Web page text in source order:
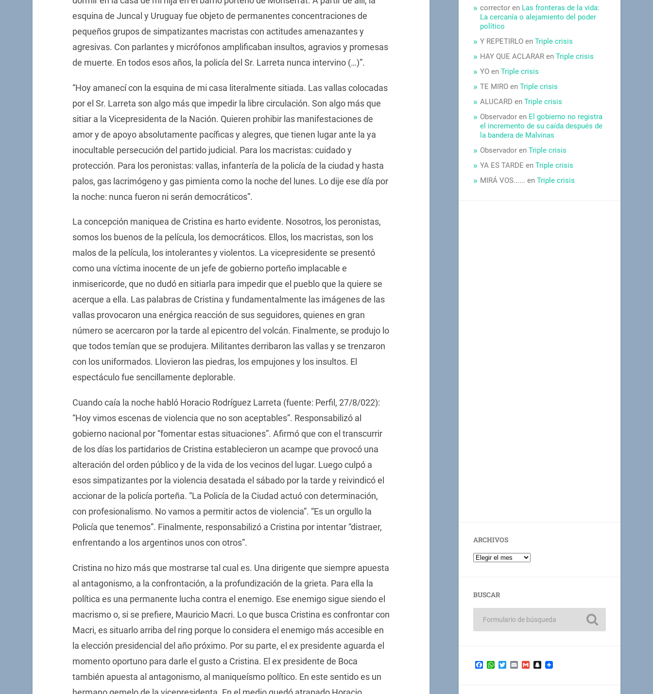
esquina de Juncal y Uruguay fue objeto de permanentes concentraciones de
pequeños grupos de simpatizantes macristas con actitudes amenazantes y
agresivas. Con parlantes y micrófonos amplificaban insultos, agravios y promesas
de muerte. En todos esos años, la policía del Sr. Larreta nunca intervino (…)”.
“Hoy amanecí con la esquina de mi casa literalmente sitiada. Las vallas colocadas
por el Sr. Larreta son algo más que impedir la libre circulación. Son algo más que
sitiar a la Vicepresidenta de la Nación. Quieren prohibir las manifestaciones de
amor y de apoyo absolutamente pacíficas y alegres, que tienen lugar ante la ya
inocultable persecución del partido judicial. Para los macristas: cuidado y
protección. Para los peronistas: vallas, infantería de la policía de la ciudad y hasta
palos, gas lacrimógeno y gas pimienta como la noche del lunes. Lo dije ese día por
la noche: nunca fueron ni serán democráticos”.
La concepción maniquea de Cristina es harto evidente. Nosotros, los peronistas,
somos los buenos de la película, los democráticos. Ellos, los macristas, son los
malos de la película, los intolerantes y violentos. La vicepresidente se presentó
como una víctima inocente de un jefe de gobierno porteño implacable e
inmisericorde, que no dudó en sitiarla para impedir que el pueblo que la quiere se
acerque a ella. Las palabras de Cristina y fundamentalmente las imágenes de las
vallas provocaron una enérgica reacción de sus seguidores, quienes en gran
número se acercaron por la tarde al epicentro del volcán. Finalmente, se produjo lo
que todos temían que se produjera. Militantes derribaron las vallas y se trenzaron
con los uniformados. Llovieron las piedras, los empujones y los insultos. El
espectáculo fue sencillamente deplorable.
Cuando caía la noche habló Horacio Rodríguez Larreta (fuente: Perfil, 27/8/022):
“Hoy vimos escenas de violencia que no son aceptables”. Responsabilizó al
gobierno nacional por “fomentar estas situaciones”. Afirmó que con el transcurrir
de los días los partidarios de Cristina establecieron un acampe que provocó una
alteración del orden público y de la vida de los vecinos del lugar. Luego culpó a
esos simpatizantes por la violencia desatada el sábado por la tarde y reivindicó el
accionar de la policía porteña. “La Policía de la Ciudad actuó con determinación,
con profesionalismo. No vamos a permitir actos de violencia”. “Es un orgullo la
Policía que tenemos”. Finalmente, responsabilizó a Cristina por intentar “distraer,
enfrentando a los argentinos unos con otros”.
Cristina no hizo más que mostrarse tal cual es. Una dirigente que siempre apuesta
al antagonismo, a la confrontación, a la profundización de la grieta. Para ella la
política es una permanente lucha contra el enemigo. Ese enemigo sigue siendo el
macrismo o, si se prefiere, Mauricio Macri. Lo que busca Cristina es confrontar con
Macri, es situarlo arriba del ring porque lo considera el enemigo más accesible en
la elección presidencial del año próximo. Por su parte, el ex presidente aguarda el
momento oportuno para darle el gusto a Cristina. El ex presidente de Boca
también apuesta al antagonismo, al maniqueísmo político. En este sentido es un
corrector en Las fronteras de la vida:
La cercanía o alejamiento del poder
político
Y REPETIRLO enTriple crisis
HAY QUE ACLARAR enTriple crisis
YO enTriple crisis
TE MIRO enTriple crisis
ALUCARD enTriple crisis
Observador en El gobierno no registra
el incremento de su caída después de
la bandera de Malvinas
Observador enTriple crisis
YA ES TARDE enTriple crisis
MIRÁ VOS...... enTriple crisis
ARCHIVOS
BUSCAR
Facebook
WhatsApp
TwitterEmailGmailSnapchat